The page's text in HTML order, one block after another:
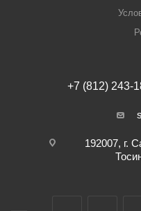
+7 (812) 243-
192007, г.